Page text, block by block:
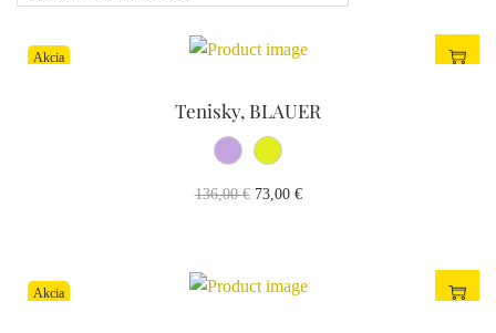
Akcia
Tenisky, BLAUER
136,00€ 73,00 €
Akcia